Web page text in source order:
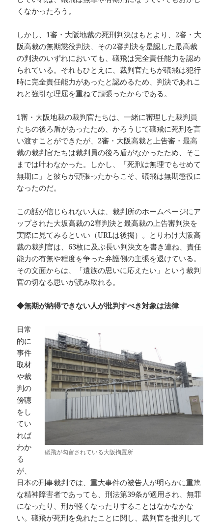
くなかったろう。
しかし、1審・大阪地裁の死刑判決はもとより、2審・大
阪高裁の無期懲役判決、その2審判決を是認した最高裁
の判決のいずれにおいても、礒飛は完全責任能力を認め
られている。それもひとえに、裁判官たちが礒飛は犯行
時に完全責任能力があったと認めるため、判決であれこ
れと強引な理屈を重ねて頑張ったからである。
1審・大阪地裁の裁判官たちは、一緒に審理した裁判員
たちの後ろ盾があったため、かろうじて礒飛に死刑を言
い渡すことができたが、2審・大阪高裁と上告審・最高
裁の裁判官たちは裁判員の後ろ盾がなかったため、そこ
までは叶わなかった。しかし、「死刑は無理でもせめて
無期に」と彼らが頑張ったからこそ、礒飛は無期懲役に
なったのだ。
この話が信じられない人は、裁判所のホームページにア
ップされた大坂高裁の2審判決と最高裁の上告審判決を
実際に見てみるといい（URLは後掲）。とりわけ大阪高
裁の裁判官は、63枚に及ぶ長い判決文を書き連ね、責任
能力の有無や程度を争った弁護側の主張を退けている。
その文面からは、「遺族の思いに応えたい」という裁判
官の切なる思いが読み取れる。
◆無期が納得できない人が批判すべき対象は法律
礒飛が勾留されている大阪拘置所
日常
的に
事件
取材
や裁
判の
傍聴
をし
てい
れば
わか
る
が、
日本の刑事裁判では、重大事件の被告人が明らかに重篤
な精神障害者であっても、刑法第39条が適用され、無罪
になったり、刑が軽くなったりすることはなかなかな
い。礒飛が死刑を免れたことに関し、裁判官を批判して